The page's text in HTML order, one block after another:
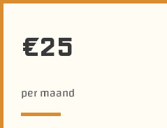
€25
per maand